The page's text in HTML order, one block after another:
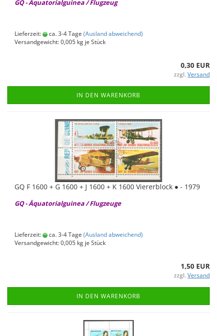
GQ - Äqua­to­ri­al­gui­nea / Flug­zeug
Lieferzeit: ca. 3-4 Tage (Ausland abweichend)
Versandgewicht:0,005 kg je Stück
0,30 EUR
zzgl. Versand
IN DEN WARENKORB
GQ F 1600 + G 1600 + J 1600 + K 1600 Vie­rer­block ● - 1979
GQ - Äqua­to­ri­al­gui­nea / Flug­zeu­ge
Lieferzeit: ca. 3-4 Tage (Ausland abweichend)
Versandgewicht:0,005 kg je Stück
1,50 EUR
zzgl. Versand
IN DEN WARENKORB